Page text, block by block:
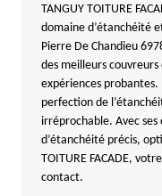
TANGUY TOITURE
domaine d’étanchéité
Pierre De Chandieu
des meilleurs couvreurs
expériences
perfection de
irréprochable. Avec ses
d’étanchéité précis,
TOITURE FACADE,
contact.